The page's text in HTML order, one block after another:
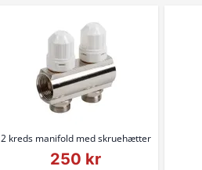
2 kreds manifold med skruehætter
250 kr